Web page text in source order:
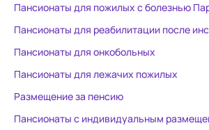
Пансионаты для пожилых с болезнью
Пансионаты для реабилитации после
Пансионаты для онкобольных
Пансионаты для лежачих пожилых
Размещение за пенсию
Пансионаты с индивидуальным